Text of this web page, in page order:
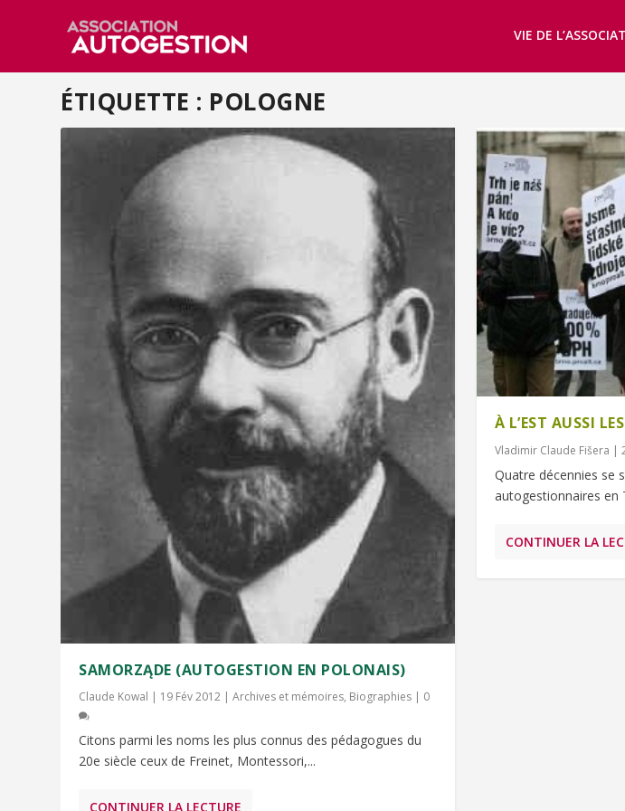
VIE DE
ÉTIQUETTE : POLOGNE
SAMORZĄDE (AUTOGESTION EN POLONAIS)
Claude Kowal | 19 Fév 2012 |Archives et mémoires, Biographies | 0
Citons parmi les noms les plus connus des pédagogues du
20e siècle ceux de Freinet, Montessori,...
CONTINUER LA LECTURE
À L’EST AUSSI
Vladimir Claude Fišera |
Quatre décennies se
autogestionnaires en
CONTINUER LA